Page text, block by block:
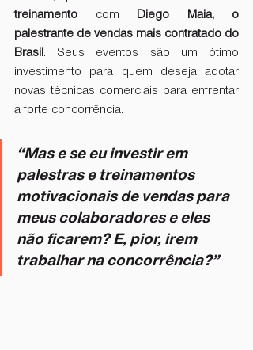
treinamento com
Diego Maia, o
palestrante de vendas mais contratado do
Brasil . Seus eventos são um ótimo
investimento para quem deseja adotar
novas técnicas comerciais para enfrentar
a forte concorrência.
“Mas e se eu investir em
palestras e treinamentos
motivacionais de vendas para
meus colaboradores e eles
não ficarem? E, pior, irem
trabalhar na concorrência?”